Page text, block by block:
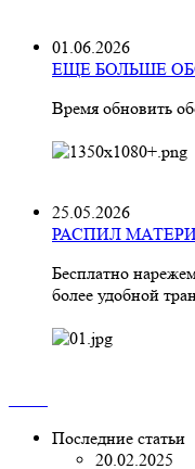
01.06.2026
ЕЩЕ БОЛЬШЕ
Время обновить
25.05.2026
РАСПИЛ
Бесплатно
более удобной
Последние статьи
20.02.2025